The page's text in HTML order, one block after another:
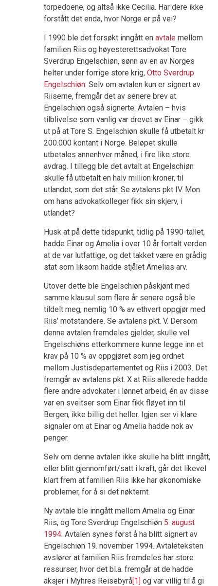
torpedoene, og altså ikke Cecilia. Har dere ikke
forstått det enda, hvor Norge er på vei?
I 1990 ble det forsøkt inngått en avtale mellom
familien Riis og høyesterettsadvokat Tore
Sverdrup Engelschiøn, sønn av en av Norges
helter under forrige store krig, Otto Sverdrup
Engelschiøn. Selv om avtalen kun er signert av
Riiserne, fremgår det av senere brev at
Engelschiøn også signerte. Avtalen – hvis
tilblivelse som vanlig var drevet av Einar – gikk
ut på at Tore S. Engelschiøn skulle få utbetalt kr
200.000 kontant i Norge. Beløpet skulle
utbetales annenhver måned, i fire like store
avdrag. I tillegg ble det avtalt at Engelschiøn
skulle få utbetalt en halv million kroner, til
utlandet, som det står. Se avtalens pkt IV. Mon
om hans advokatkolleger fikk sin skjerv, i
utlandet?
Husk at på dette tidspunkt, tidlig på 1990-tallet,
hadde Einar og Amelia i over 10 år fortalt verden
at de var lutfattige, og det takket være en grådig
stat som liksom hadde stjålet Amelias arv.
Utover dette ble Engelschiøn påskjønt med
samme klausul som flere år senere også ble
tildelt meg, nemlig 10 % av ethvert oppgjør med
Riis’ motstandere. Se avtalens pkt. V. Dersom
denne avtalen fremdeles gjelder, skulle vel
Engelschiøns etterkommere kunne legge inn et
krav på 10 % av oppgjøret som jeg ordnet
mellom Justisdepartementet og Riis i 2003. Det
fremgår av avtalens pkt. X at Riis allerede hadde
flere andre advokater i lønnet arbeid, én av disse
var en sveitser som Einar fikk fløyet inn til
Bergen, ikke billig det heller. Igjen ser vi klare
signaler om at Einar og Amelia hadde nok av
penger.
Selv om denne avtalen ikke skulle ha blitt inngått,
eller blitt gjennomført/satt i kraft, går det likevel
klart frem at familien Riis ikke har økonomiske
problemer, for å si det nøkternt.
Ny avtale ble inngått mellom Amelia og Einar
Riis, og Tore Sverdrup Engelschiøn 5. august
1994. Avtalen synes først å ha blitt signert av
Engelschiøn 19. november 1994. Avtaleteksten
avslører at familien Riis fremdeles har store
ressurser, hvor det bl.a. fremgår at de hadde
aksjer i Myhres Reisebyrå[1] og var villig til å gi